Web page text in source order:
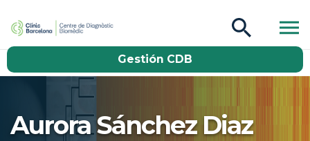
Buscar
Gestión CDB
Aurora Sánchez Diaz